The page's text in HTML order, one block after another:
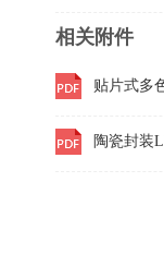
相关附件
贴片式多
陶瓷封装